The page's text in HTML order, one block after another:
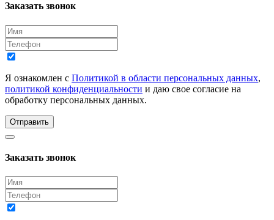
Заказать звонок
Я ознакомлен с Политикой в области персональных данных,
политикой конфиденциальности и даю свое согласие на
обработку персональных данных.
Отправить
Заказать звонок